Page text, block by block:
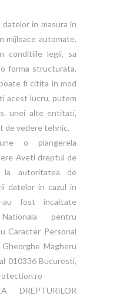
in masura in
mijloace automate,
conditiile legii, sa
forma structurata,
fi citita in mod
acest lucru, putem
unei alte entitati,
de vedere tehnic.
o plangerela
Aveti dreptul de
autoritatea de
datelor in cazul in
fost incalcate
pentru
Caracter Personal
Magheru
010336 Bucuresti,
DREPTURILOR